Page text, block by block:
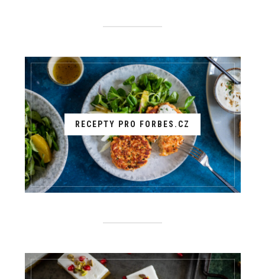
RECEPTY PRO FORBES.CZ